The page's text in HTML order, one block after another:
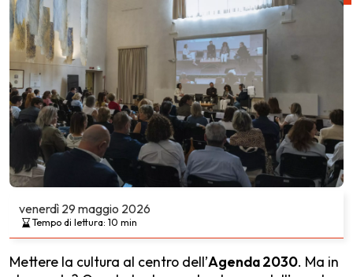
venerdì 29 maggio 2026
Tempo di lettura:10 min
Mettere la cultura al centro dell’Agenda 2030. Ma in